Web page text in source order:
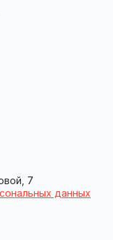
7
данных